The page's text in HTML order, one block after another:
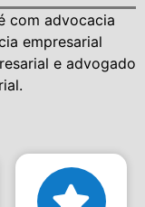
com advocacia
empresarial
e advogado